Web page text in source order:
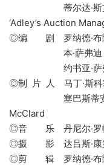
蒂尔达·斯文顿 /
‘Adley’s Auction
◎编 剧 罗纳德·布
本·萨弗迪 /
约书亚·萨弗迪
◎制 片 人 马丁·斯科
塞巴斯蒂安·贝
McClard
◎音 乐 丹尼尔·罗
◎摄 影 达吕斯·康
◎剪 辑 罗纳德·布